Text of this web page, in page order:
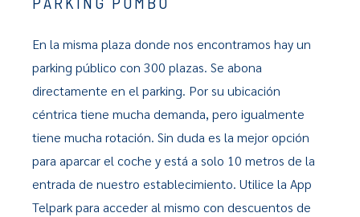
En la misma plaza donde nos encontramos hay un
parking público con 300 plazas. Se abona
directamente en el parking. Por su ubicación
céntrica tiene mucha demanda, pero igualmente
tiene mucha rotación. Sin duda es la mejor opción
para aparcar el coche y está a solo 10 metros de la
entrada de nuestro establecimiento. Utilice la App
Telpark para acceder al mismo con descuentos de